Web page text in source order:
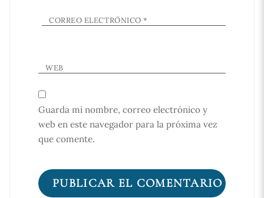
CORREO ELECTRÓNICO*
WEB
Guarda mi nombre, correo electrónico y
web en este navegador para la próxima vez
que comente.